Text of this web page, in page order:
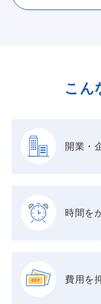
こん
開業・
時間を
費用を